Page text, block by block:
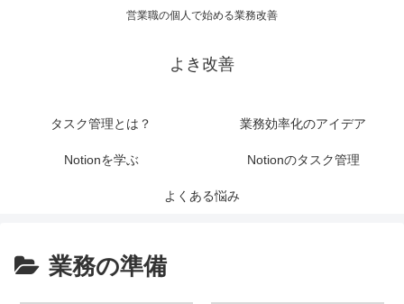
営業職の個人で始める業務改善
よき改善
タスク管理とは？ 業務効率化のアイデア
Notionを学ぶ Notionのタスク管理
よくある悩み
業務の準備